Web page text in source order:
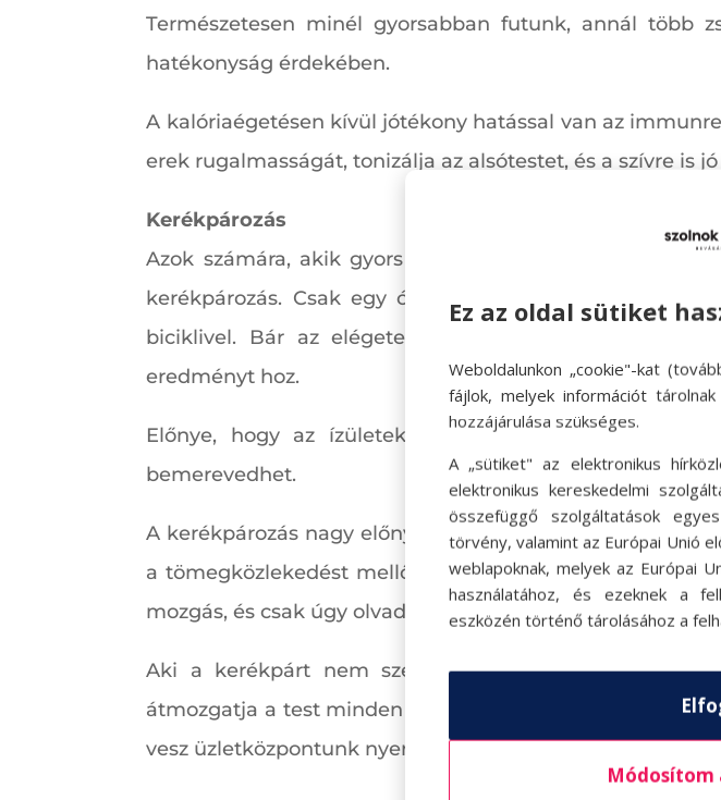
Természetesen minél gyorsabban futunk, annál
hatékonyság érdekében.
A kalóriaégetésen kívül jótékony hatással van az
erek rugalmasságát, tonizálja az alsótestet, és a szívre is
Kerékpározás
Azok számára, akik gyors tempójú tevékenységet
kerékpározás. Csak egy óra pedálozás rengeteg
biciklivel. Bár az elégetett kalória mennyisége a
eredményt hoz.
Előnye, hogy az ízületek nem terhelődnek
bemerevedhet.
A kerékpározás nagy előnye az is, hogy a mindennapi
a tömegközlekedést mellőzve, biciklivel utazunk,
mozgás, és csak úgy olvadnak a kilók is.
Aki a kerékpárt nem szereti, beszerezhet egy rollert
átmozgatja a test minden fontos izmát. Aki formás
vesz üzletközpontunk nyereményjátékában, és megnyeri
Ez az oldal sütiket
Weboldalunkon „cookie"-kat
fájlok, melyek információt
hozzájárulása szükséges.
A „sütiket" az elektronikus
elektronikus kereskedelmi
összefüggő szolgáltatások
törvény, valamint az Európai Unió
weblapoknak, melyek az Európai
használatához, és ezeknek a
eszközén történő tárolásához a
Módosítom